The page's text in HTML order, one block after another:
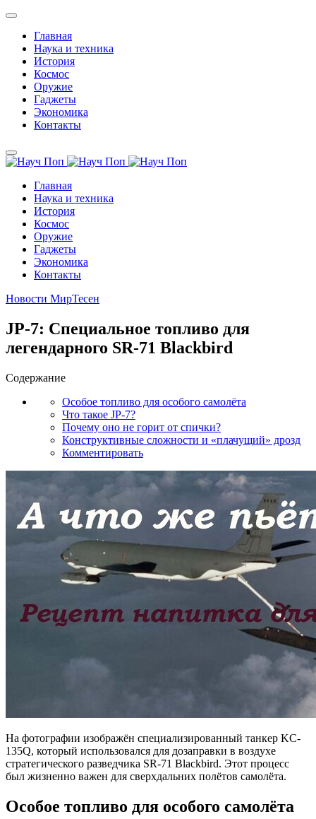
Главная
Наука и техника
История
Космос
Оружие
Гаджеты
Экономика
Контакты
Главная
Наука и техника
История
Космос
Оружие
Гаджеты
Экономика
Контакты
Новости МирТесен
JP-7: Специальное топливо для
легендарного SR-71 Blackbird
Содержание
Особое топливо для особого самолёта
Что такое JP-7?
Почему оно не горит от спички?
Конструктивные сложности и «плачущий» дрозд
Комментировать
На фотографии изображён специализированный танкер KC-
135Q, который использовался для дозаправки в воздухе
стратегического разведчика SR-71 Blackbird. Этот процесс
был жизненно важен для сверхдальних полётов самолёта.
Особое топливо для особого самолёта